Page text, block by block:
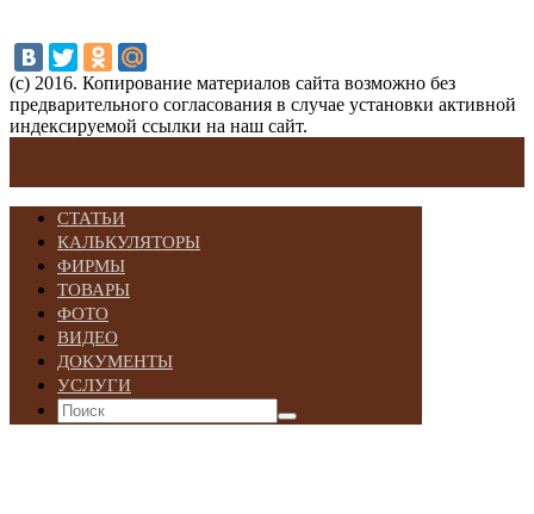
(с) 2016. Копирование материалов сайта возможно без
предварительного согласования в случае установки активной
индексируемой ссылки на наш сайт.
СТАТЬИ
КАЛЬКУЛЯТОРЫ
ФИРМЫ
ТОВАРЫ
ФОТО
ВИДЕО
ДОКУМЕНТЫ
УСЛУГИ